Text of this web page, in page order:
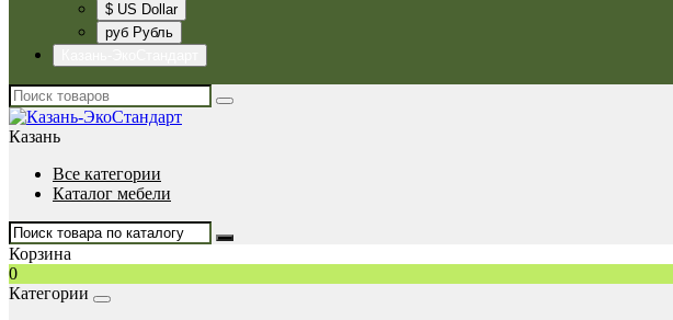
$ US Dollar
руб Рубль
Казань
Все категории
Каталог мебели
Корзина
0
Категории